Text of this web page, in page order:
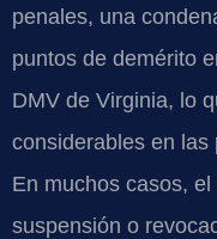
penales, una
puntos de demérito
DMV de Virginia, lo
considerables en las
En muchos casos,
suspensión o